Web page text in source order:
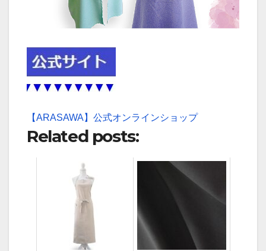
【ARASAWA】公式オンラインショップ
Related posts: